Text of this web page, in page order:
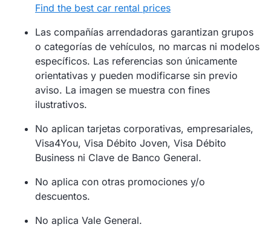
Find the best car rental prices
Las compañías arrendadoras garantizan grupos
o categorías de vehículos, no marcas ni modelos
específicos. Las referencias son únicamente
orientativas y pueden modificarse sin previo
aviso. La imagen se muestra con fines
ilustrativos.
No aplican tarjetas corporativas, empresariales,
Visa4You, Visa Débito Joven, Visa Débito
Business ni Clave de Banco General.
No aplica con otras promociones y/o
descuentos.
No aplica Vale General.